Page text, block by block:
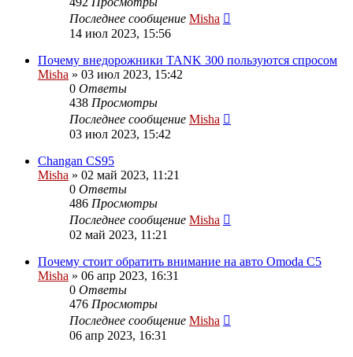
Последнее сообщение Misha
14 июл 2023, 15:56
Почему внедорожники TANK 300 пользуются спросом
Misha » 03 июл 2023, 15:42
0 Ответы
438 Просмотры
Последнее сообщение Misha
03 июл 2023, 15:42
Changan CS95
Misha » 02 май 2023, 11:21
0 Ответы
486 Просмотры
Последнее сообщение Misha
02 май 2023, 11:21
Почему стоит обратить внимание на авто Omoda C5
Misha » 06 апр 2023, 16:31
0 Ответы
476 Просмотры
Последнее сообщение Misha
06 апр 2023, 16:31